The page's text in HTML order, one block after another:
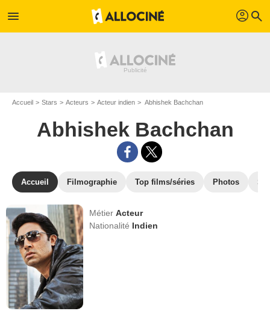
menu profil search
Accueil Stars Acteurs Acteur indien Abhishek Bachchan
Abhishek Bachchan
Accueil Filmographie Top films/séries Photos
MétierActeur
Nationalité Indien